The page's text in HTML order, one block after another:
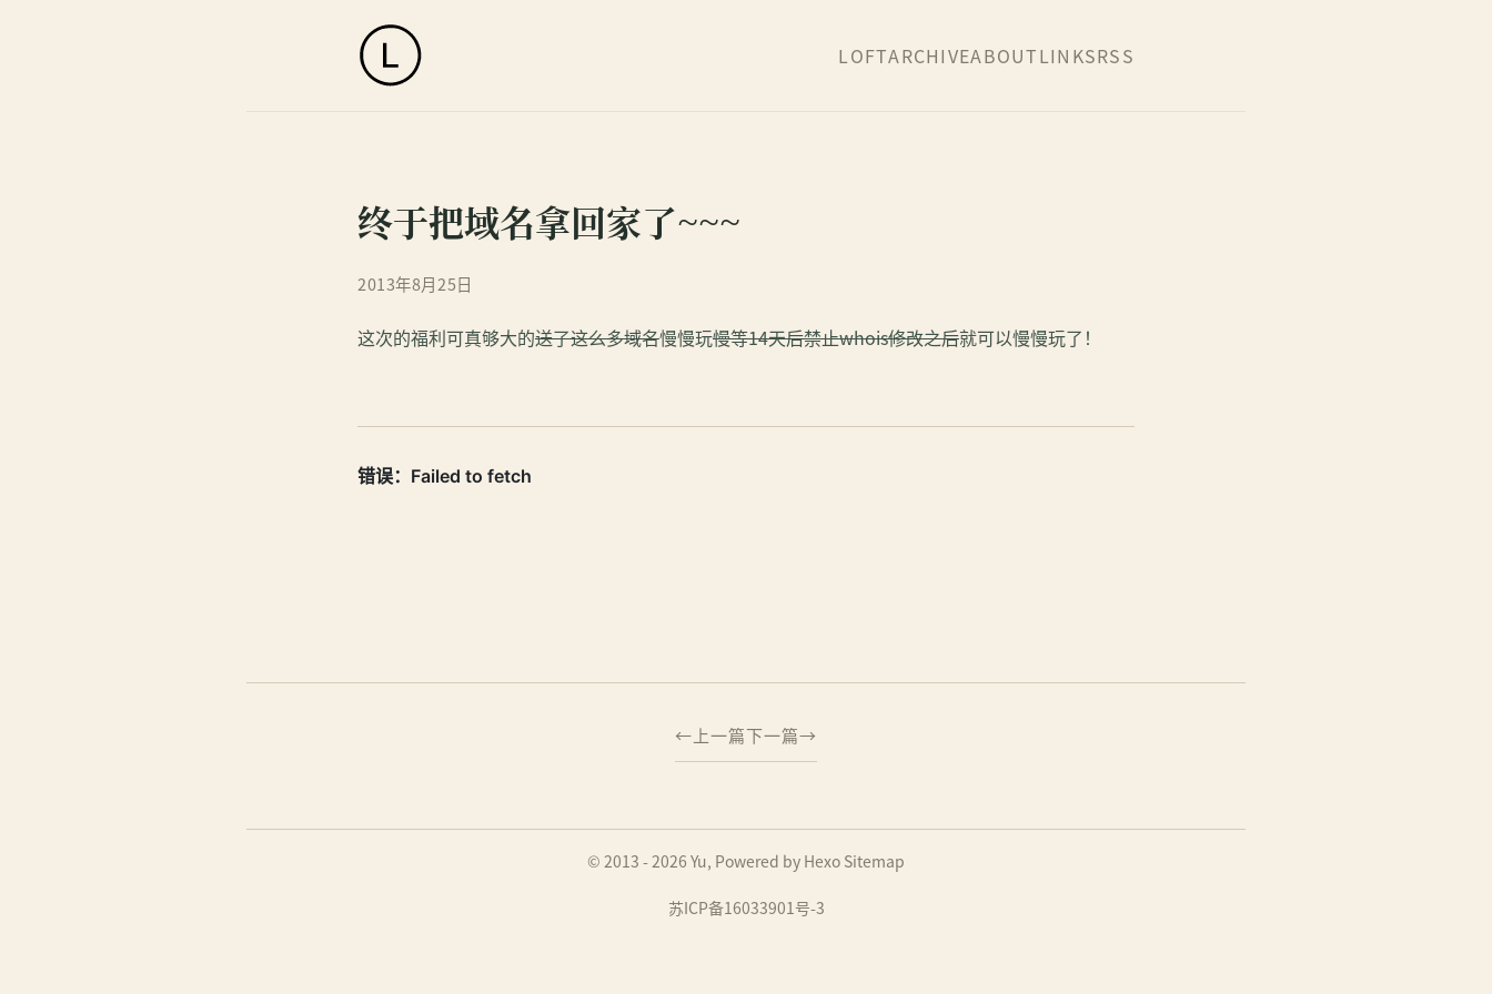
LOFTARCHIVEABOUTLINKSRSS
终于把域名拿回家了~~~
2013年8月25日
这次的福利可真够大的送了这么多域名慢慢玩慢等14天后禁止whois修改之后就可以慢慢玩了！
上一篇下一篇
© 2013 - 2026 Yu, Powered by Hexo Sitemap
苏ICP备16033901号-3